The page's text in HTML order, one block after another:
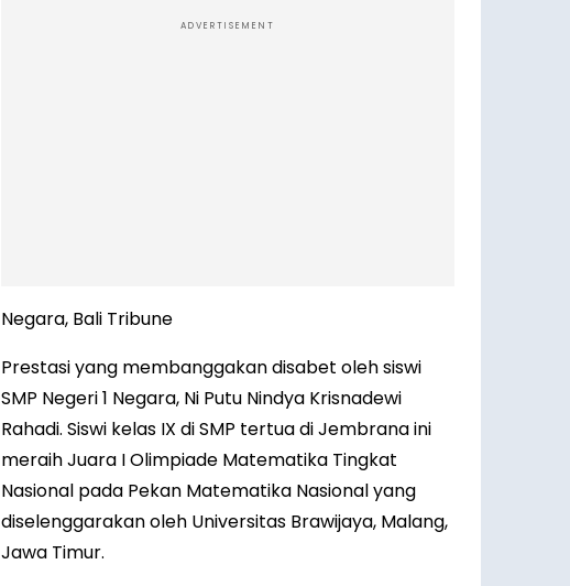
ADVERTISEMENT
Negara, Bali Tribune
Prestasi yang membanggakan disabet oleh siswi
SMP Negeri 1 Negara, Ni Putu Nindya Krisnadewi
Rahadi. Siswi kelas IX di SMP tertua di Jembrana ini
meraih Juara I Olimpiade Matematika Tingkat
Nasional pada Pekan Matematika Nasional yang
diselenggarakan oleh Universitas Brawijaya, Malang,
Jawa Timur.